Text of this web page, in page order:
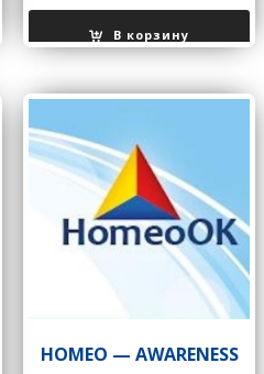
В корзину
НOMEO — AWARENESS